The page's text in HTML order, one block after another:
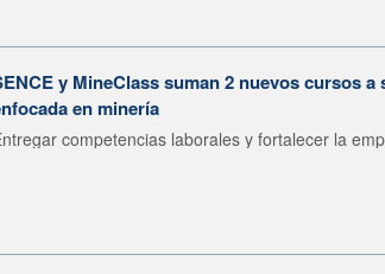
y MineClass suman 2 nuevos cursos
en minería
competencias laborales y fortalecer la